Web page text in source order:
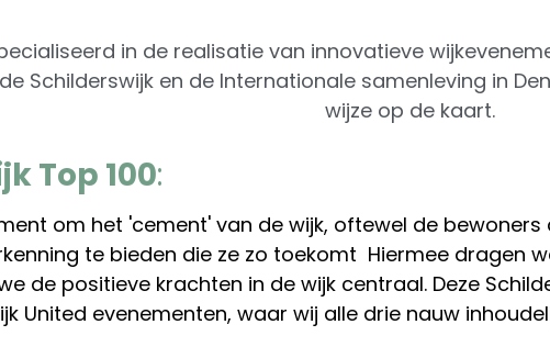
in de realisatie van innovatieve
Schilderswijk en de Internationale samenleving in
wijze op de kaart.
Top 100:
om het 'cement' van de wijk, oftewel de
te bieden die ze zo toekomt  Hiermee dragen
de positieve krachten in de wijk centraal. Deze
United evenementen, waar wij alle drie nauw